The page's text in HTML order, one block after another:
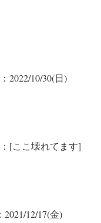
：2022/10/30(日)
：[ここ壊れてます]
：2021/12/17(金)